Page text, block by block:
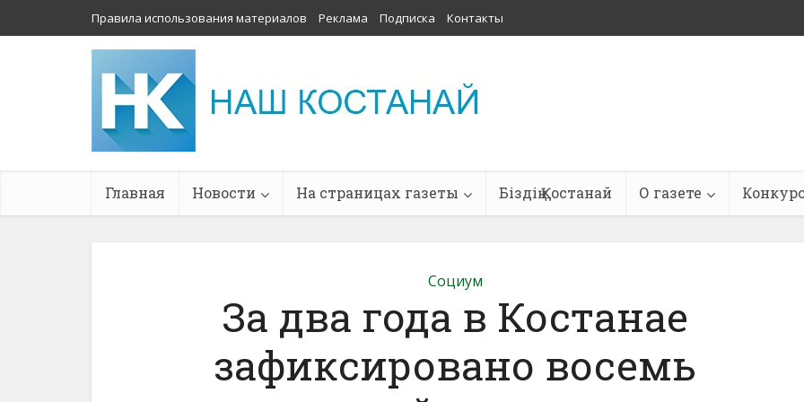
Правила использования материалов Реклама Подписка Контакты
Главная Новости На страницах газеты Біздің Қостанай О газете
Социум
За два года в Костанае
зафиксировано восемь